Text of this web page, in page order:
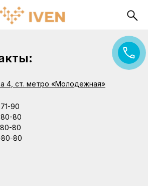
4, ст. метро «Молодежная»
90
80
80
80-80